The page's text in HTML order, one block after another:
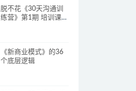
脱不花《30天沟通训
练营》第1期 培训课程
《新商业模式》的36
个底层逻辑